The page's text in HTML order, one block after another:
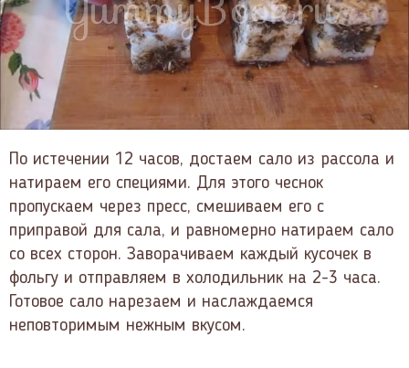
По истечении 12 часов, достаем сало из рассола и
натираем его специями. Для этого чеснок
пропускаем через пресс, смешиваем его с
приправой для сала, и равномерно натираем сало
со всех сторон. Заворачиваем каждый кусочек в
фольгу и отправляем в холодильник на 2-3 часа.
Готовое сало нарезаем и наслаждаемся
неповторимым нежным вкусом.